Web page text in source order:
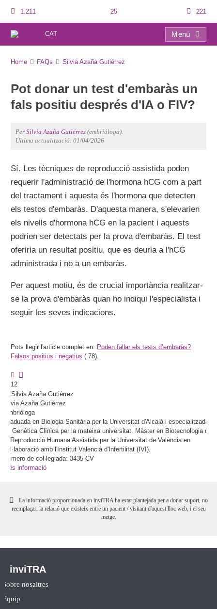
1.211 25 221
CAT
Menú
Home FAQs Silvia Azaña Gutiérrez
Pot donar un test d'embaràs un
fals positiu després d'IA o FIV?
PerSilvia Azaña Gutiérrez (embrióloga).
Última actualització: 01/04/2026
Sí. Les tècniques de reproducció assistida poden
requerir l'administració de l'hormona hCG com a part
del tractament i aquesta és l'hormona que detecten
els testos d'embaràs. D'aquesta manera, s'elevarien
els nivells d'hormona hCG en la pacient i aquests
podrien ser detectats per la prova d'embaràs. El test
oferiria un resultat positiu, que es deuria a l'hCG
administrada i no a un embaràs.
Per aquest motiu, és de crucial importància realitzar-
se la prova d'embaràs quan ho indiqui l'especialista i
seguir les seves indicacions.
Pots llegir l'article complet en: Poden fallar els tests d’embaràs?
Falsos positius i negatius ( 78).
12
Silvia Azaña Gutiérrez
Embrióloga
Graduada en Biologia Sanitària per la Universitat d'Alcalá i especialitzada
en Genètica Clínica per la mateixa universitat. Màster en Biotecnologia de
la Reproducció Humana Assistida per la Universitat de València en
col·laboració amb l'Institut Valencià d'Infertilitat (IVI).
Número de col·legiada: 3435-CV
Més informació
La informació proporcionada en inviTRA ha estat plantejada per a donar suport, no
reemplaçar, la relació que existeix entre un pacient / visitant d'aquest lloc web, i el seu
metge.
inviTRA
Sobre nosaltres
Equip